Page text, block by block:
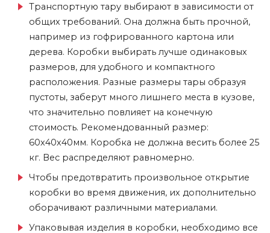
Транспортную тару выбирают в зависимости от
общих требований. Она должна быть прочной,
например из гофрированного картона или
дерева. Коробки выбирать лучше одинаковых
размеров, для удобного и компактного
расположения. Разные размеры тары образуя
пустоты, заберут много лишнего места в кузове,
что значительно повлияет на конечную
стоимость. Рекомендованный размер:
60х40х40мм. Коробка не должна весить более 25
кг. Вес распределяют равномерно.
Чтобы предотвратить произвольное открытие
коробки во время движения, их дополнительно
оборачивают различными материалами.
Упаковывая изделия в коробки, необходимо все